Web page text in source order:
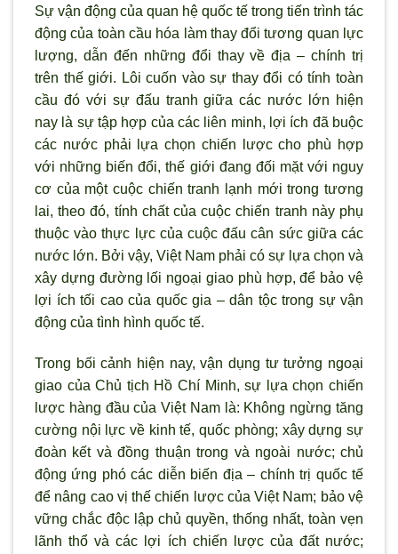
Sự vận động của quan hệ quốc tế trong tiến trình tác
động của toàn cầu hóa làm thay đổi tương quan lực
lượng, dẫn đến những đổi thay về địa – chính trị
trên thế giới. Lôi cuốn vào sự thay đổi có tính toàn
cầu đó với sự đấu tranh giữa các nước lớn hiện
nay là sự tập hợp của các liên minh, lợi ích đã buộc
các nước phải lựa chọn chiến lược cho phù hợp
với những biến đổi, thế giới đang đối mặt với nguy
cơ của một cuộc chiến tranh lạnh mới trong tương
lai, theo đó, tính chất của cuộc chiến tranh này phụ
thuộc vào thực lực của cuộc đấu cân sức giữa các
nước lớn. Bởi vậy, Việt Nam phải có sự lựa chọn và
xây dựng đường lối ngoại giao phù hợp, để bảo vệ
lợi ích tối cao của quốc gia – dân tộc trong sự vận
động của tình hình quốc tế.
Trong bối cảnh hiện nay, vận dụng tư tưởng ngoại
giao của Chủ tịch Hồ Chí Minh, sự lựa chọn chiến
lược hàng đầu của Việt Nam là: Không ngừng tăng
cường nội lực về kinh tế, quốc phòng; xây dựng sự
đoàn kết và đồng thuận trong và ngoài nước; chủ
động ứng phó các diễn biến địa – chính trị quốc tế
để nâng cao vị thế chiến lược của Việt Nam; bảo vệ
vững chắc độc lập chủ quyền, thống nhất, toàn vẹn
ãnh thổ và các lợi ích chiến l ược của đất nước;